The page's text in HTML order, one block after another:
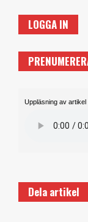
LOGGA IN
Uppläsning av artikel
Dela artikel